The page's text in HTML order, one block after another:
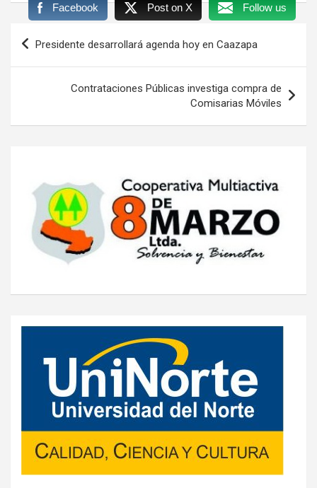
Facebook Post on X Follow us
Navegación
Presidente desarrollará agenda hoy en Caazapa
Contrataciones Públicas investiga compra de
Comisarias Móviles